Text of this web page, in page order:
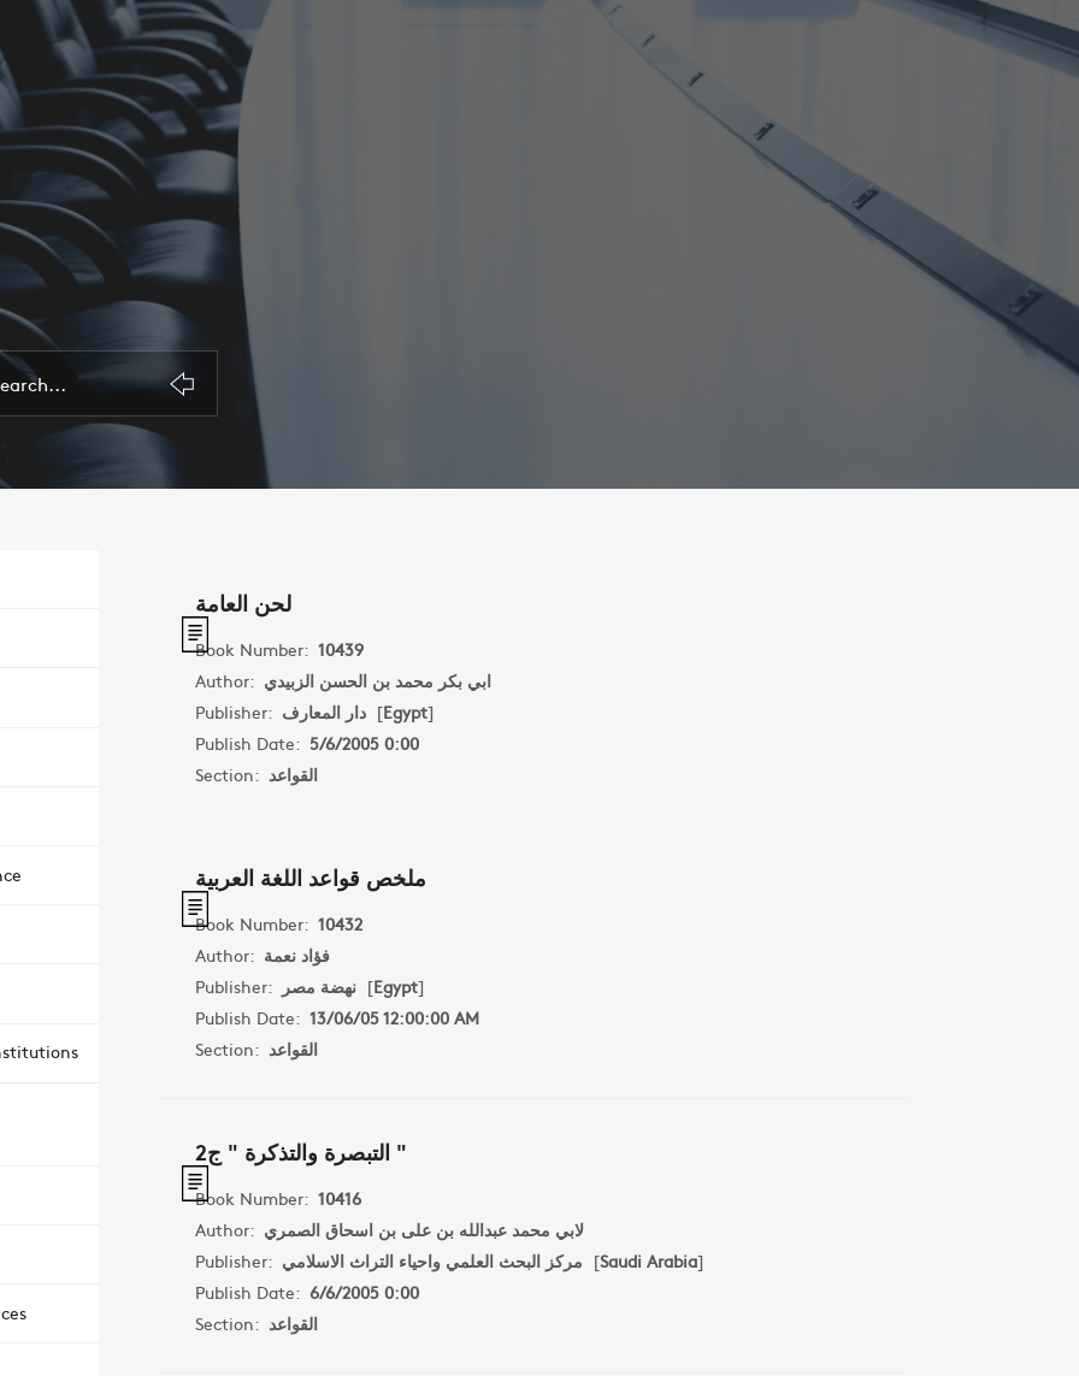
لحن العامة
Book Number: 10439
Author: ابي بكر محمد بن الحسن الزبيدي
Publisher: دار المعارف[Egypt]
Publish Date: 5/6/2005 0:00
Section: القواعد
ملخص قواعد اللغة العربية
Book Number: 10432
Author: فؤاد نعمة
Publisher: نهضة مصر[Egypt]
Publish Date: 13/06/05 12:00:00 AM
Section: القواعد
التبصرة والتذكرة " ج2 "
Book Number: 10416
Author: لابي محمد عبدالله بن على بن اسحاق الصمري
Publisher: مركز البحث العلمي واحياء التراث الاسلامي [Saudi Arabia]
Publish Date: 6/6/2005 0:00
Section: القواعد